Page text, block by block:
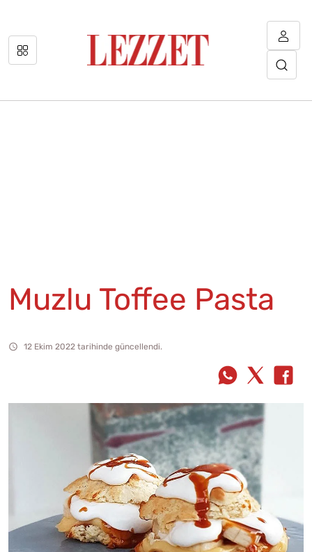
Muzlu Toffee Pasta
12 Ekim 2022 tarihinde güncellendi.